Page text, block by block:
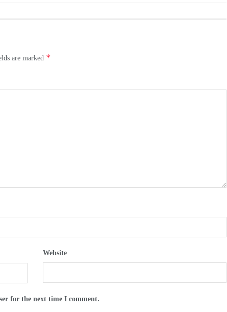
are marked *
Website
for the next time I comment.